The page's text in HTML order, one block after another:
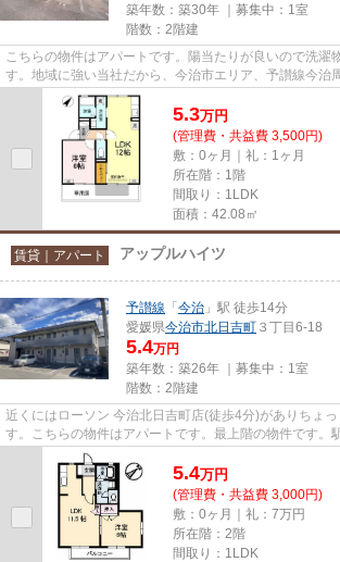
築年数：築30年 ｜募集中： 1室
階数：2階建
こちらの物件はアパートです。陽当たりが良いので洗濯
す。地域に強い当社だから、今治市エリア、予讃線今治
すぐにお応えできます。お問い...
5.3万円
(管理費・共益費 3,500円)
敷：0ヶ月｜礼：1ヶ月
所在階：1階
間取り：1LDK
面積：42.08㎡
賃貸｜アパート アップルハイツ
予讃線 「 今治 」駅 徒歩14分
愛媛県今治市北日吉町 ３丁目6-18
5.4万円
築年数：築26年 ｜募集中： 1室
階数：2階建
近くにはローソン 今治北日吉町店(徒歩4分)がありちょ
す。こちらの物件はアパートです。最上階の物件です。
る物件です。居植住では今治...
5.4万円
(管理費・共益費 3,000円)
敷：0ヶ月｜礼：7万円
所在階：2階
間取り：1LDK